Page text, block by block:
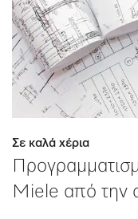
Σε καλά χέρια
Miele από την